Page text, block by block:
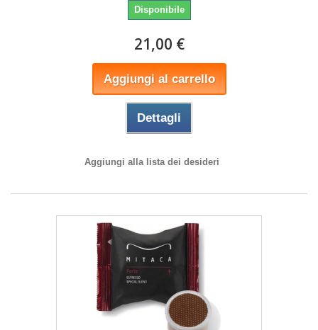
Disponibile
21,00 €
Aggiungi al carrello
Dettagli
Aggiungi alla lista dei desideri